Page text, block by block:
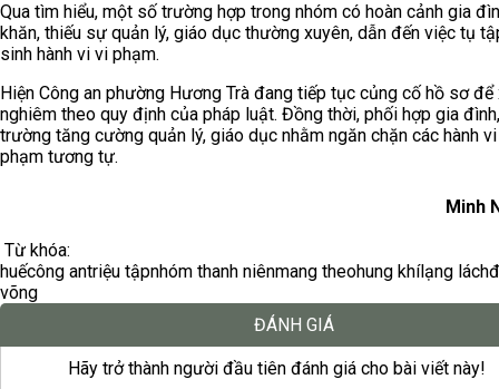
Qua tìm hiểu, một số trường hợp trong nhóm có hoàn cảnh gia
khăn, thiếu sự quản lý, giáo dục thường xuyên, dẫn đến việc tụ
sinh hành vi vi phạm.
Hiện Công an phường Hương Trà đang tiếp tục củng cố hồ sơ
nghiêm theo quy định của pháp luật. Đồng thời, phối hợp gia
trường tăng cường quản lý, giáo dục nhằm ngăn chặn các hành
phạm tương tự.
Minh
Từ khóa:
huếcông antriệu tậpnhóm thanh niênmang theohung khílạng lách
võng
ĐÁNH GIÁ
Hãy trở thành người đầu tiên đánh giá cho bài viết này!